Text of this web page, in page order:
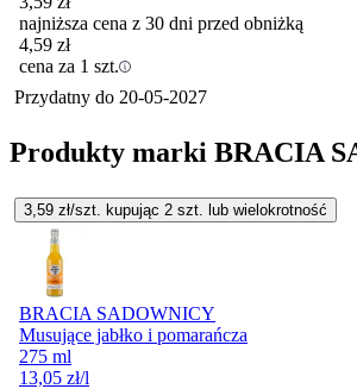
najniższa cena z 30 dni przed obniżką
4,59 zł
cena za 1 szt.
Przydatny do 20-05-2027
Produkty marki BRACIA
3,59 zł/szt. kupując 2 szt. lub wielokrotność
BRACIA SADOWNICY
Musujące jabłko i pomarańcza
275 ml
13,05 zł/l